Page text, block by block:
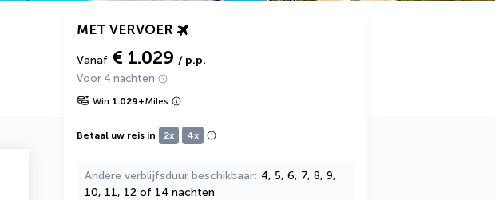
MET VERVOER
Vanaf € 1.029 / p.p.
Voor 4 nachten
Win 1.029+Miles
Betaal uw reis in 2x 4x
Andere verblijfsduur beschikbaar 4, 5, 6, 7, 8, 9,
10, 11, 12 of 14 nachten